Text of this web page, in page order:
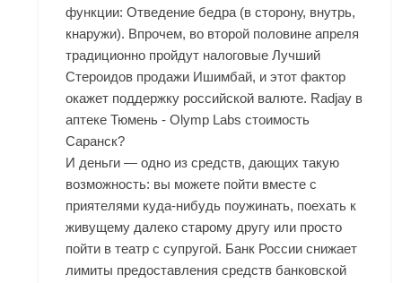
функции: Отведение бедра (в сторону, внутрь,
кнаружи). Впрочем, во второй половине апреля
традиционно пройдут налоговые Лучший
Стероидов продажи Ишимбай, и этот фактор
окажет поддержку российской валюте. Radjay в
аптеке Тюмень - Olymp Labs стоимость
Саранск?
И деньги — одно из средств, дающих такую
возможность: вы можете пойти вместе с
приятелями куда-нибудь поужинать, поехать к
живущему далеко старому другу или просто
пойти в театр с супругой. Банк России снижает
лимиты предоставления средств банковской